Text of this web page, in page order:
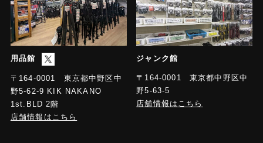
用品館
〒164-0001 東京都中野区中
野5-62-9 KIK NAKANO
1st.BLD 2階
店舗情報はこちら
ジャンク館
〒164-0001 東京都中野区中
野5-63-5
店舗情報はこちら